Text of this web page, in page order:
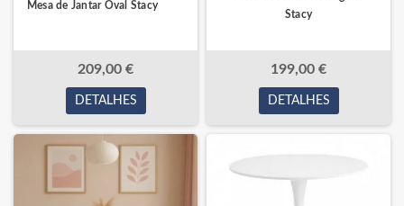
Mesa de Jantar Oval Stacy
209,00 €
DETALHES
Stacy
199,00 €
DETALHES